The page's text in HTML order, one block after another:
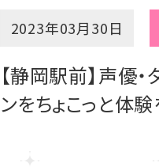
2023年03月30日
【静岡駅前】声優
ンをちょこっと体